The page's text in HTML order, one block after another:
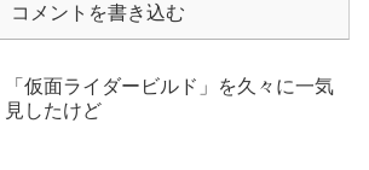
コメントを書き込む
「仮面ライダービルド」を久々に一気
見したけど